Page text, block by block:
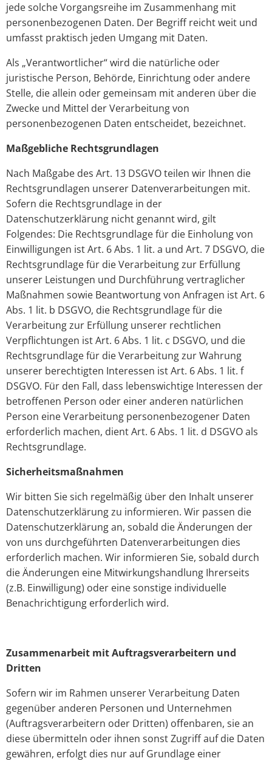
jede solche Vorgangsreihe im Zusammenhang mit
personenbezogenen Daten. Der Begriff reicht weit und
umfasst praktisch jeden Umgang mit Daten.
Als „Verantwortlicher“ wird die natürliche oder
juristische Person, Behörde, Einrichtung oder andere
Stelle, die allein oder gemeinsam mit anderen über die
Zwecke und Mittel der Verarbeitung von
personenbezogenen Daten entscheidet, bezeichnet.
Maßgebliche Rechtsgrundlagen
Nach Maßgabe des Art. 13 DSGVO teilen wir Ihnen die
Rechtsgrundlagen unserer Datenverarbeitungen mit.
Sofern die Rechtsgrundlage in der
Datenschutzerklärung nicht genannt wird, gilt
Folgendes: Die Rechtsgrundlage für die Einholung von
Einwilligungen ist Art. 6 Abs. 1 lit. a und Art. 7 DSGVO, die
Rechtsgrundlage für die Verarbeitung zur Erfüllung
unserer Leistungen und Durchführung vertraglicher
Maßnahmen sowie Beantwortung von Anfragen ist Art. 6
Abs. 1 lit. b DSGVO, die Rechtsgrundlage für die
Verarbeitung zur Erfüllung unserer rechtlichen
Verpflichtungen ist Art. 6 Abs. 1 lit. c DSGVO, und die
Rechtsgrundlage für die Verarbeitung zur Wahrung
unserer berechtigten Interessen ist Art. 6 Abs. 1 lit. f
DSGVO. Für den Fall, dass lebenswichtige Interessen der
betroffenen Person oder einer anderen natürlichen
Person eine Verarbeitung personenbezogener Daten
erforderlich machen, dient Art. 6 Abs. 1 lit. d DSGVO als
Rechtsgrundlage.
Sicherheitsmaßnahmen
Wir bitten Sie sich regelmäßig über den Inhalt unserer
Datenschutzerklärung zu informieren. Wir passen die
Datenschutzerklärung an, sobald die Änderungen der
von uns durchgeführten Datenverarbeitungen dies
erforderlich machen. Wir informieren Sie, sobald durch
die Änderungen eine Mitwirkungshandlung Ihrerseits
(z.B. Einwilligung) oder eine sonstige individuelle
Benachrichtigung erforderlich wird.
Zusammenarbeit mit Auftragsverarbeitern und
Dritten
Sofern wir im Rahmen unserer Verarbeitung Daten
gegenüber anderen Personen und Unternehmen
(Auftragsverarbeitern oder Dritten) offenbaren, sie an
diese übermitteln oder ihnen sonst Zugriff auf die Daten
gewähren, erfolgt dies nur auf Grundlage einer